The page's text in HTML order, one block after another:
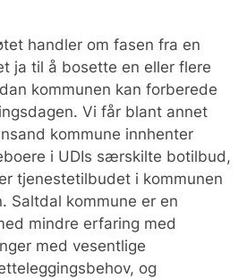
handler om fasen fra en
ja til å bosette en eller flere
kommunen kan forberede
Vi får blant annet
kommune innhenter
i UDIs særskilte botilbud,
tjenestetilbudet i kommunen
Saltdal kommune er en
mindre erfaring med
med vesentlige
og